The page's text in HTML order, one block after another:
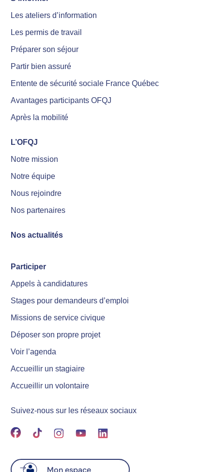
Les ateliers d’information
Les permis de travail
Préparer son séjour
Partir bien assuré
Entente de sécurité sociale France Québec
Avantages participants OFQJ
Après la mobilité
L’OFQJ
Notre mission
Notre équipe
Nous rejoindre
Nos partenaires
Nos actualités
Participer
Appels à candidatures
Stages pour demandeurs d’emploi
Missions de service civique
Déposer son propre projet
Voir l’agenda
Accueillir un stagiaire
Accueillir un volontaire
Suivez-nous sur les réseaux sociaux
Mon espace